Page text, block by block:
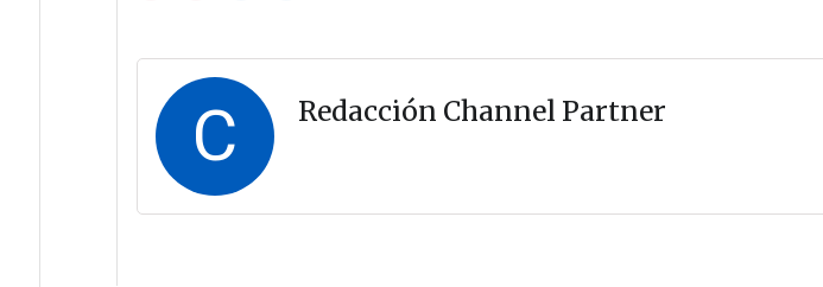
C Redacción Channel Partner